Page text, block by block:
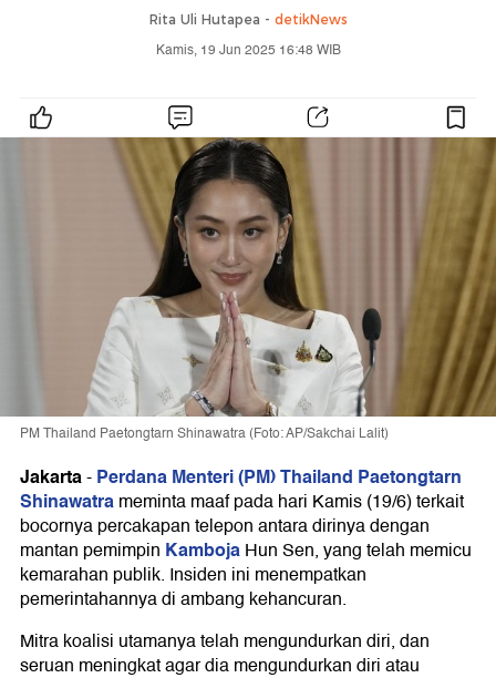
Rita Uli Hutapea - detikNews
Kamis, 19 Jun 2025 16:48 WIB
PM Thailand Paetongtarn Shinawatra (Foto: AP/Sakchai Lalit)
Jakarta-Perdana Menteri (PM) Thailand Paetongtarn
Shinawatrameminta maaf pada hari Kamis (19/6) terkait
bocornya percakapan telepon antara dirinya dengan
mantan pemimpin KambojaHun Sen, yang telah memicu
kemarahan publik. Insiden ini menempatkan
pemerintahannya di ambang kehancuran.
Mitra koalisi utamanya telah mengundurkan diri, dan
seruan meningkat agar dia mengundurkan diri atau